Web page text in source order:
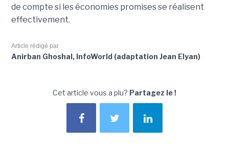
de compte si les économies promises se réalisent
effectivement.
Article rédigé par
Anirban Ghoshal, InfoWorld (adaptation Jean Elyan)
Cet article vous a plu? Partagez le !